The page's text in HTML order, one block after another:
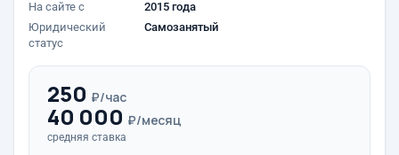
На сайте с
2015 года
Юридический
статус
Самозанятый
250 ₽/час
40 000 ₽/месяц
средняя ставка